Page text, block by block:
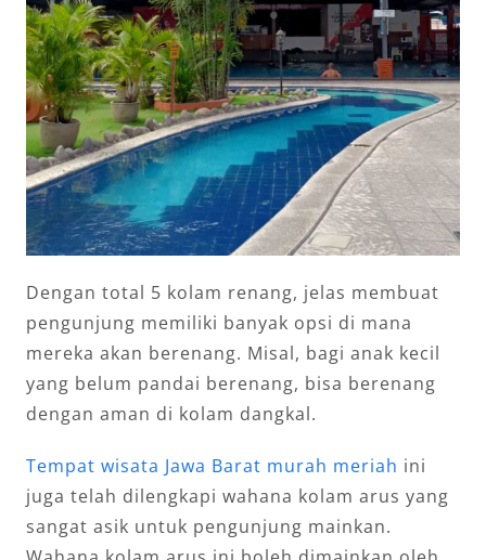
Dengan total 5 kolam renang, jelas membuat
pengunjung memiliki banyak opsi di mana
mereka akan berenang. Misal, bagi anak kecil
yang belum pandai berenang, bisa berenang
dengan aman di kolam dangkal.
Tempat wisata Jawa Barat murah meriah ini
juga telah dilengkapi wahana kolam arus yang
sangat asik untuk pengunjung mainkan.